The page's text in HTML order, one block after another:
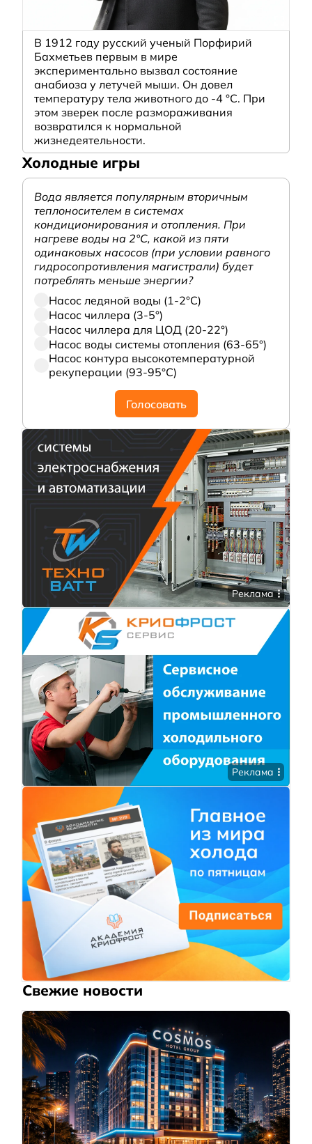
В 1912 году русский ученый Порфирий
Бахметьев первым в мире
экспериментально вызвал состояние
анабиоза у летучей мыши. Он довел
температуру тела животного до -4 °C. При
этом зверек после размораживания
возвратился к нормальной
жизнедеятельности.
Холодные игры
Вода является популярным вторичным
теплоносителем в системах
кондиционирования и отопления. При
нагреве воды на 2°С, какой из пяти
одинаковых насосов (при условии равного
гидросопротивления магистрали) будет
потреблять меньше энергии?
Насос ледяной воды (1-2°С)
Насос чиллера (3-5°)
Насос чиллера для ЦОД (20-22°)
Насос воды системы отопления (63-65°)
Насос контура высокотемпературной
рекуперации (93-95°С)
Голосовать
Реклама
Реклама
Свежие новости